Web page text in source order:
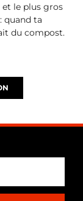
et le plus gros
quand ta
du compost.